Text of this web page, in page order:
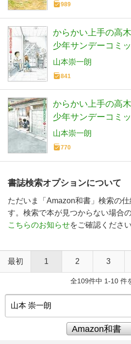
989
からかい上手の高
少年サンデーコミ
山本崇一朗
841
からかい上手の高
少年サンデーコミ
山本崇一朗
770
書誌検索オプションについて
ただいま「Amazon和書」検索の
す。検索で本が見つからない場合
こちらのお知らせをご確認ください
最初 1 2 3
全109件中 1-10 件